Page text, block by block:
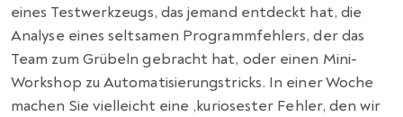
eines Testwerkzeugs, das jemand entdeckt hat, die
Analyse eines seltsamen Programmfehlers, der das
Team zum Grübeln gebracht hat, oder einen Mini-
Workshop zu Automatisierungstricks. In einer Woche
machen Sie vielleicht eine ‚kuriosester Fehler, den wir